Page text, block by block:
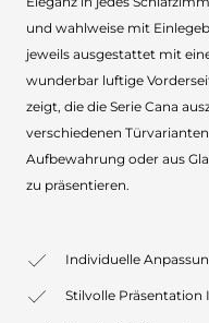
und wahlweise mit
jeweils ausgestattet mit
wunderbar luftige
zeigt, die die Serie Cana
verschiedenen
Aufbewahrung oder aus
zu präsentieren.
Individuelle
Stilvolle Präsentation